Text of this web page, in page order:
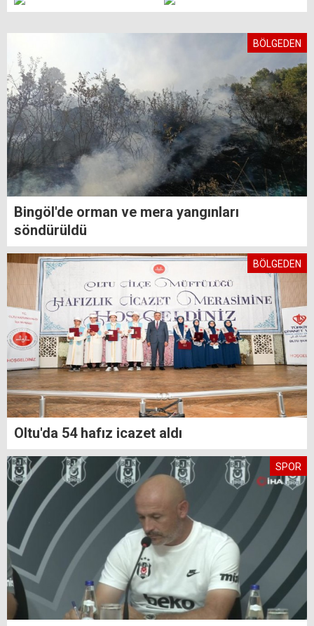
BÖLGEDEN
Bingöl'de orman ve mera yangınları
söndürüldü
BÖLGEDEN
Oltu'da 54 hafız icazet aldı
SPOR